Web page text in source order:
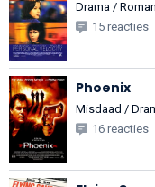
Drama /
15 reacties
Phoenix
Misdaad /
16 reacties